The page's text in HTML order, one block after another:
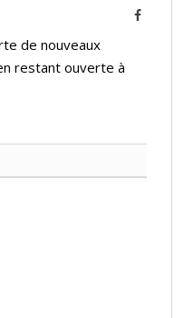
Facebook
de nouveaux
restant ouverte à